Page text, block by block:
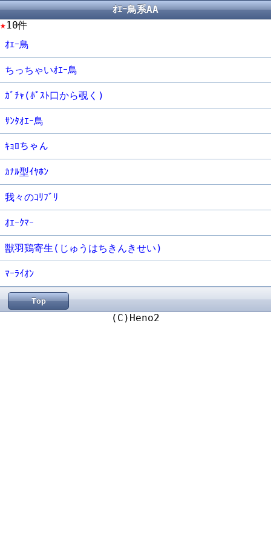
ｵｴｰ鳥系AA
★10件
ｵｴｰ鳥
ちっちゃいｵｴｰ鳥
ｶﾞﾁｬ(ﾎﾟｽﾄ口から覗く)
ｻﾝﾀｵｴｰ鳥
ｷｮﾛちゃん
ｶﾅﾙ型ｲﾔﾎﾝ
我々のｺﾘﾌﾞﾘ
ｵｴｰｸﾏｰ
獣羽鶏寄生(じゅうはちきんきせい)
ﾏｰﾗｲｵﾝ
Top
(C)Heno2